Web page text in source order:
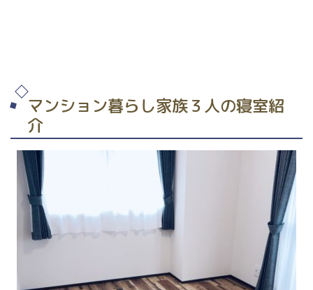
マンション暮らし家族３人の寝室紹
介